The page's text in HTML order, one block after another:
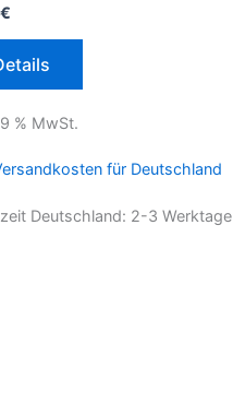
€
% MwSt.
für Deutschland
Deutschland: 2-3 Werktage